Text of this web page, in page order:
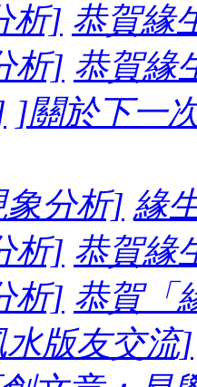
析] 恭賀緣
析] 恭賀緣
]關於下一
分析] 緣
析] 恭賀緣
析] 恭賀「
版友交流]